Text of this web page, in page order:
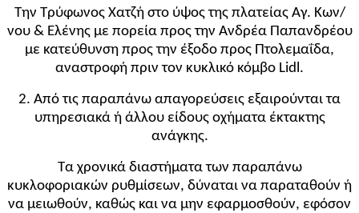
Την Τρύφωνος Χατζή στο ύψος της πλατείας Αγ. Κων/
νου & Ελένης με πορεία προς την Ανδρέα Παπανδρέου
με κατεύθυνση προς την έξοδο προς Πτολεμαΐδα,
αναστροφή πριν τον κυκλικό κόμβο Lidl.
2. Από τις παραπάνω απαγορεύσεις εξαιρούνται τα
υπηρεσιακά ή άλλου είδους οχήματα έκτακτης
ανάγκης.
Τα χρονικά διαστήματα των παραπάνω
κυκλοφοριακών ρυθμίσεων, δύναται να παραταθούν ή
να μειωθούν, καθώς και να μην εφαρμοσθούν, εφόσον